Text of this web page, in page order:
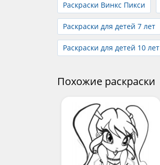
Раскраски Винкс Пикси
Раскраски для детей 7 лет
Раскраски для детей 10 лет
Похожие раскраски